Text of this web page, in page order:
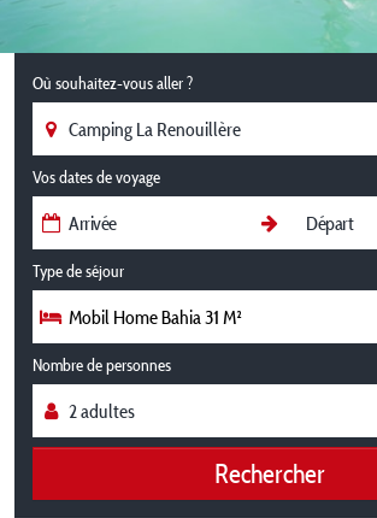
Où souhaitez-vous aller ?
Vos dates de voyage
Type de séjour
Mobil Home Bahia 31 M²
Nombre de personnes
Rechercher